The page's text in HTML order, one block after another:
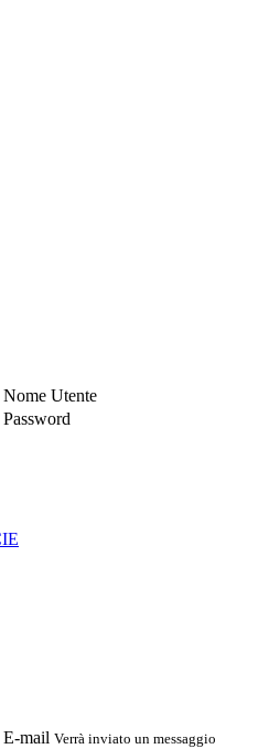
Nome Utente
Password
E-mail Verrà inviato un messaggio